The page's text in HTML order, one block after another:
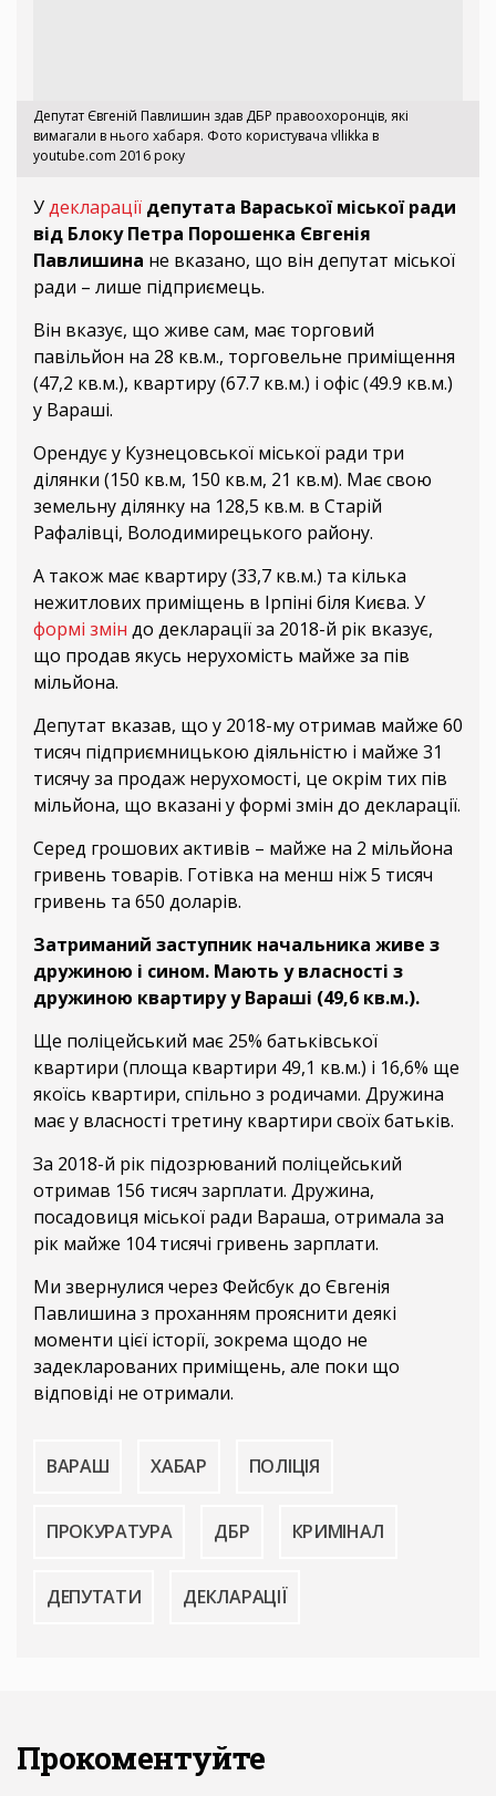
Депутат Євгеній Павлишин здав ДБР правоохоронців, які
вимагали в нього хабаря. Фото користувача vllikka в
youtube.com 2016 року
Удекларації депутата Вараської міської ради
від Блоку Петра Порошенка Євгенія
Павлишина не вказано, що він депутат міської
ради – лише підприємець.
Він вказує, що живе сам, має торговий
павільйон на 28 кв.м., торговельне приміщення
(47,2 кв.м.), квартиру (67.7 кв.м.) і офіс (49.9 кв.м.)
у Вараші.
Орендує у Кузнецовської міської ради три
ділянки (150 кв.м, 150 кв.м, 21 кв.м). Має свою
земельну ділянку на 128,5 кв.м. в Старій
Рафалівці, Володимирецького району.
А також має квартиру (33,7 кв.м.) та кілька
нежитлових приміщень в Ірпіні біля Києва. У
формі змін до декларації за 2018-й рік вказує,
що продав якусь нерухомість майже за пів
мільйона.
Депутат вказав, що у 2018-му отримав майже 60
тисяч підприємницькою діяльністю і майже 31
тисячу за продаж нерухомості, це окрім тих пів
мільйона, що вказані у формі змін до декларації.
Серед грошових активів – майже на 2 мільйона
гривень товарів. Готівка на менш ніж 5 тисяч
гривень та 650 доларів.
Затриманий заступник начальника живе з
дружиною і сином. Мають у власності з
дружиною квартиру у Вараші (49,6 кв.м.).
Ще поліцейський має 25% батьківської
квартири (площа квартири 49,1 кв.м.) і 16,6% ще
якоїсь квартири, спільно з родичами. Дружина
має у власності третину квартири своїх батьків.
За 2018-й рік підозрюваний поліцейський
отримав 156 тисяч зарплати. Дружина,
посадовиця міської ради Вараша, отримала за
рік майже 104 тисячі гривень зарплати.
Ми звернулися через Фейсбук до Євгенія
Павлишина з проханням прояснити деякі
моменти цієї історії, зокрема щодо не
задекларованих приміщень, але поки що
відповіді не отримали.
ВАРАШ ХАБАР ПОЛІЦІЯ
ПРОКУРАТУРА ДБР КРИМІНАЛ
ДЕПУТАТИ ДЕКЛАРАЦІЇ
Прокоментуйте